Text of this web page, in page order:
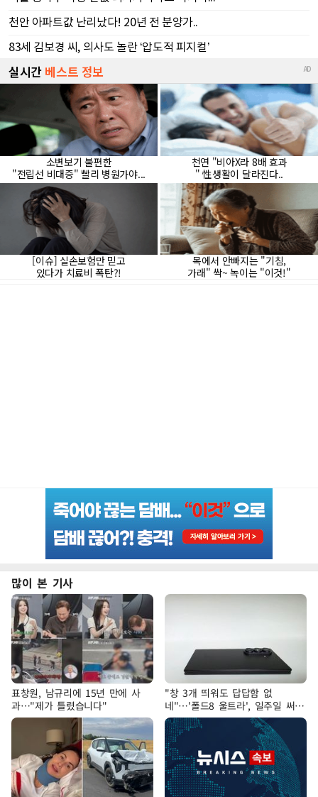
많이 본 기사
표창원, 남규리에 15년 만에 사
과…"제가 틀렸습니다"
"창 3개 띄워도 답답함 없
네"…'폴드8 울트라', 일주일 써보
니